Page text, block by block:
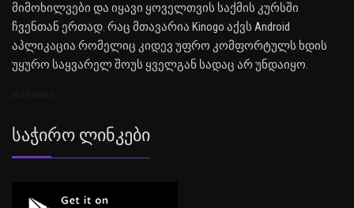
მიმოხილვები და იყავი ყოველთვის საქმის კურსში
ჩვენთან ერთად. რაც მთავარია Kinogo აქვს Android
აპლიკაცია რომელიც კიდევ უფრო კომფორტულს ხდის
უყურო საყვარელ შოუს ყველგან სადაც არ უნდაიყო.
Საჭირო Ლინკები